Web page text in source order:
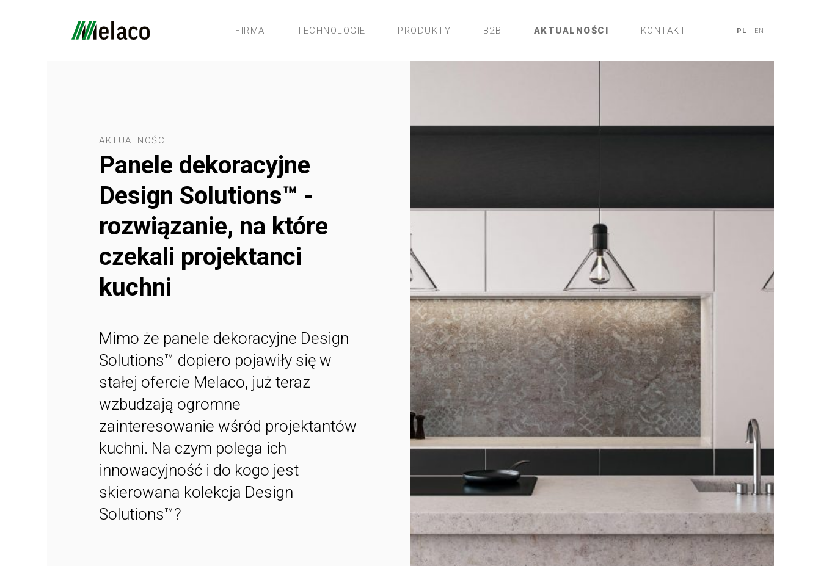
FIRMA TECHNOLOGIE PRODUKTY B2B AKTUALNOŚCI KONTAKT PL EN
AKTUALNOŚCI
Panele dekoracyjne
Design Solutions™ -
rozwiązanie, na które
czekali projektanci
kuchni
Mimo że panele dekoracyjne Design
Solutions™ dopiero pojawiły się w
stałej ofercie Melaco, już teraz
wzbudzają ogromne
zainteresowanie wśród projektantów
kuchni. Na czym polega ich
innowacyjność i do kogo jest
skierowana kolekcja Design
Solutions™?